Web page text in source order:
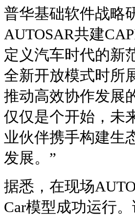
普华基础软件战略
AUTOSAR共建
定义汽车时代的新
全新开放模式时所
推动高效协作发展
仅仅是个开始，未
业伙伴携手构建生
发展。”
据悉，在现场
Car模型成功运行